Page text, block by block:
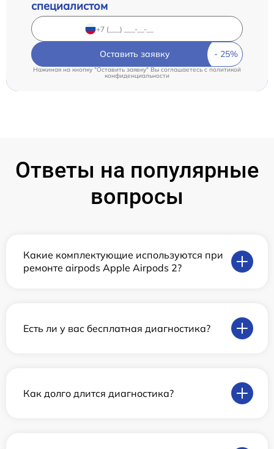
специалистом
Оставить заявку
Нажимая на кнопку "Оставить заявку" Вы соглашаетесь c политикой
конфиденциальности
Ответы на популярные
вопросы
Какие комплектующие используются при
ремонте airpods Apple Airpods 2?
Есть ли у вас бесплатная диагностика?
Как долго длится диагностика?